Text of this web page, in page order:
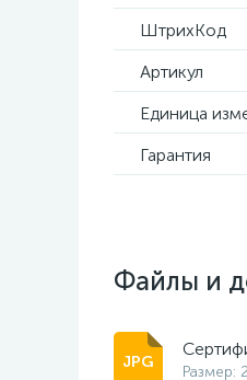
ШтрихКод
Артикул
Единица
Гарантия
Файлы и
Размер: